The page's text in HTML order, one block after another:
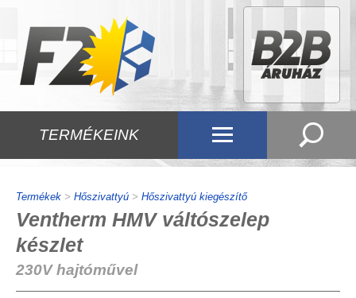
TERMÉKEINK
Termékek > Hőszivattyú > Hőszivattyú kiegészítő
Ventherm HMV váltószelep
készlet
230V hajtóművel